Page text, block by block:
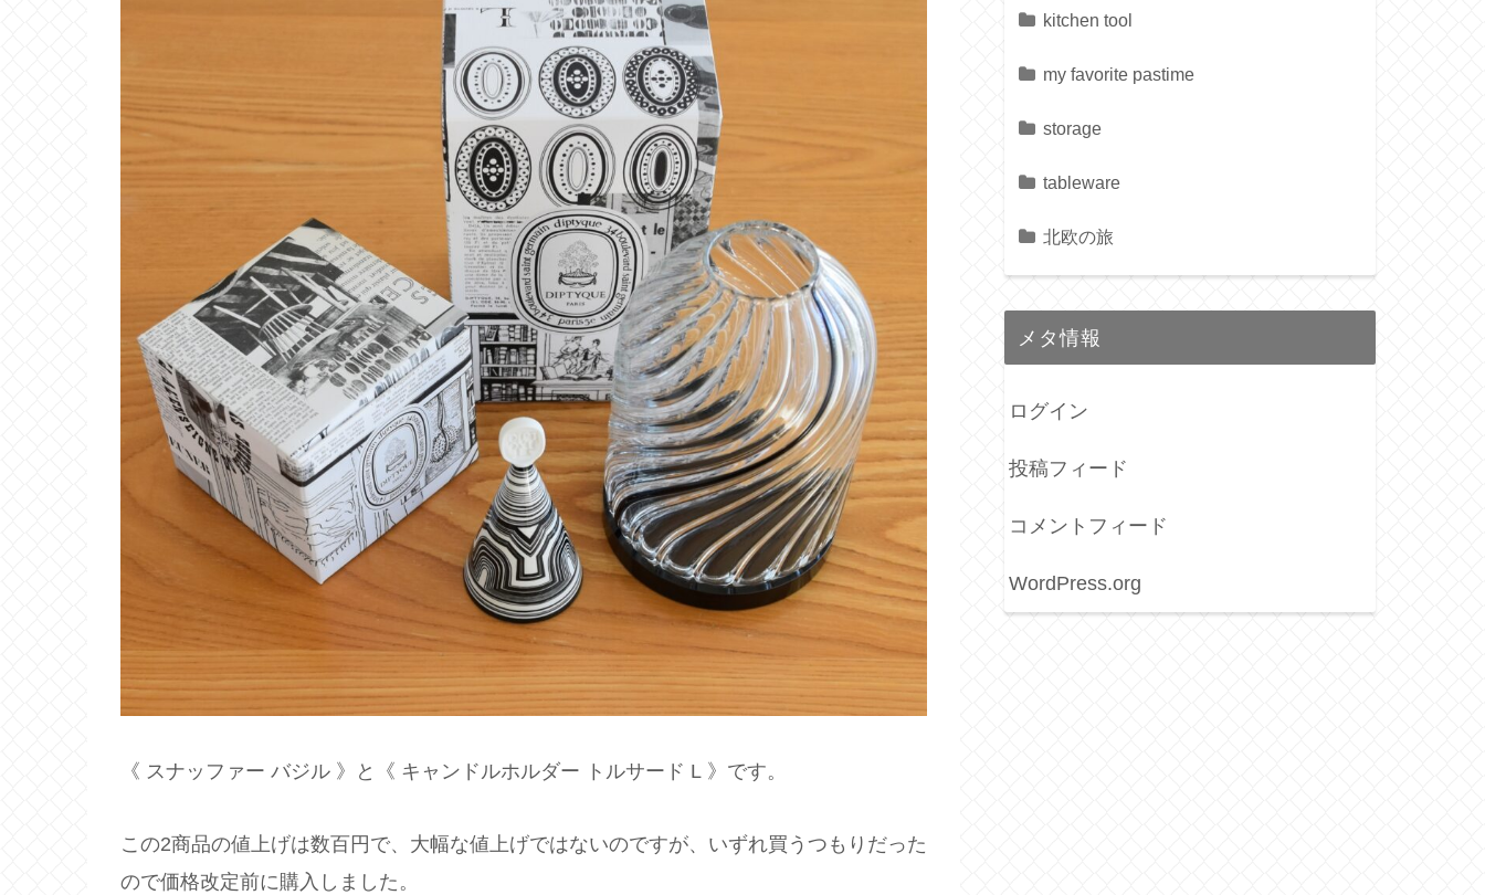
《 スナッファー バジル 》と《 キャンドルホルダー トルサード L 》です。
この2商品の値上げは数百円で、大幅な値上げではないのですが、いずれ買うつもりだった
ので価格改定前に購入しました。
kitchen tool
my favorite pastime
storage
tableware
北欧の旅
メタ情報
ログイン
投稿フィード
コメントフィード
WordPress.org